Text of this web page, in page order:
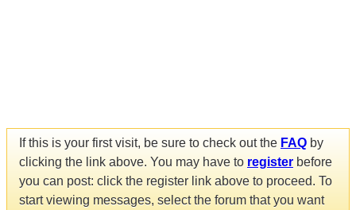
If this is your first visit, be sure to check out the FAQ by
clicking the link above. You may have to register before
you can post: click the register link above to proceed. To
start viewing messages, select the forum that you want